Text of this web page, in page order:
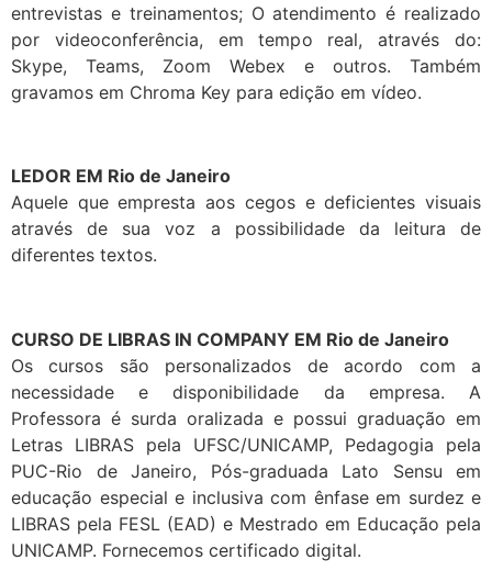
entrevistas e treinamentos; O atendimento é realizado
por videoconferência, em tempo real, através do:
Skype, Teams, Zoom Webex e outros. Também
gravamos em Chroma Key para edição em vídeo.
LEDOR EM Rio de Janeiro
Aquele que empresta aos cegos e deficientes visuais
através de sua voz a possibilidade da leitura de
diferentes textos.
CURSO DE LIBRAS IN COMPANY EM Rio de Janeiro
Os cursos são personalizados de acordo com a
necessidade e disponibilidade da empresa. A
Professora é surda oralizada e possui graduação em
Letras LIBRAS pela UFSC/UNICAMP, Pedagogia pela
PUC-Rio de Janeiro, Pós-graduada Lato Sensu em
educação especial e inclusiva com ênfase em surdez e
LIBRAS pela FESL (EAD) e Mestrado em Educação pela
UNICAMP. Fornecemos certificado digital.